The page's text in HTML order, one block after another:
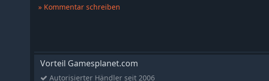
» Kommentar schreiben
Vorteil Gamesplanet.com
Autorisierter Händler seit 2006